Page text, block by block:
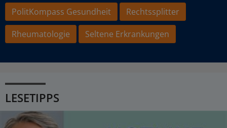
PolitKompass Gesundheit
Rechtssplitter
Rheumatologie
Seltene Erkrankungen
LESETIPPS